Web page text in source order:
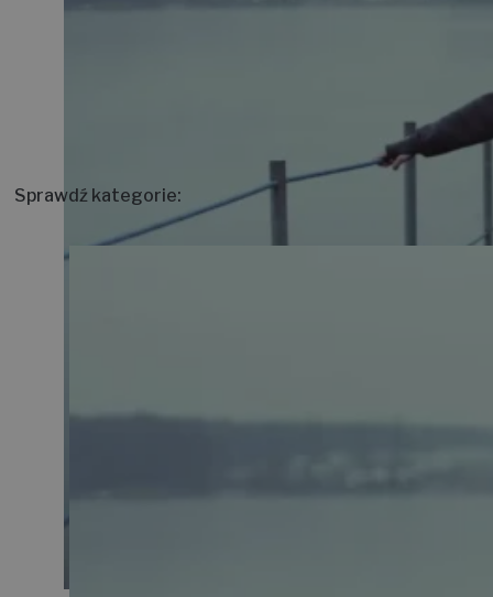
Sprawdź kategorie: